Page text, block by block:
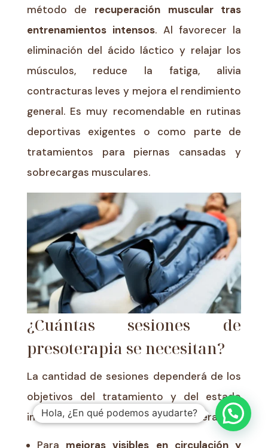
método de recuperación muscular tras
entrenamientos intensos. Al favorecer la
eliminación del ácido láctico y relajar los
músculos, reduce la fatiga, alivia
contracturas leves y mejora el rendimiento
general. Es muy recomendable en rutinas
deportivas exigentes o como parte de
tratamientos para piernas cansadas y
sobrecargas musculares.
¿Cuántas sesiones de
presoterapia se necesitan?
La cantidad de sesiones dependerá de los
objetivos del tratamiento y del estado
inicial del paciente. En términos generales:
Para mejoras visibles en circulación y
Hola, ¿En qué podemos ayudarte?